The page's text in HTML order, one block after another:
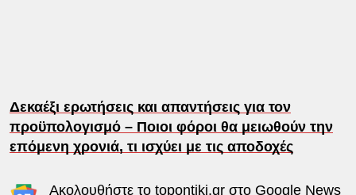
Δεκαέξι ερωτήσεις και απαντήσεις για τον
προϋπολογισμό – Ποιοι φόροι θα μειωθούν την
επόμενη χρονιά, τι ισχύει με τις αποδοχές
Ακολουθήστε το topontiki.grστο Google News